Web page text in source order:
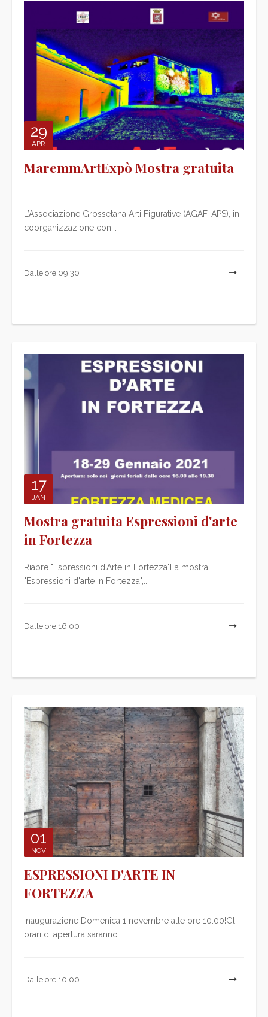
29
APR
MaremmArtExpò Mostra gratuita
L’Associazione Grossetana Arti Figurative (AGAF-APS), in
coorganizzazione con...
Dalle ore 09:30
17
JAN
Mostra gratuita Espressioni d'arte
in Fortezza
Riapre "Espressioni d'Arte in Fortezza"La mostra,
"Espressioni d'arte in Fortezza",...
Dalle ore 16:00
01
NOV
ESPRESSIONI D'ARTE IN
FORTEZZA
Inaugurazione Domenica 1 novembre alle ore 10.00!Gli
orari di apertura saranno i...
Dalle ore 10:00